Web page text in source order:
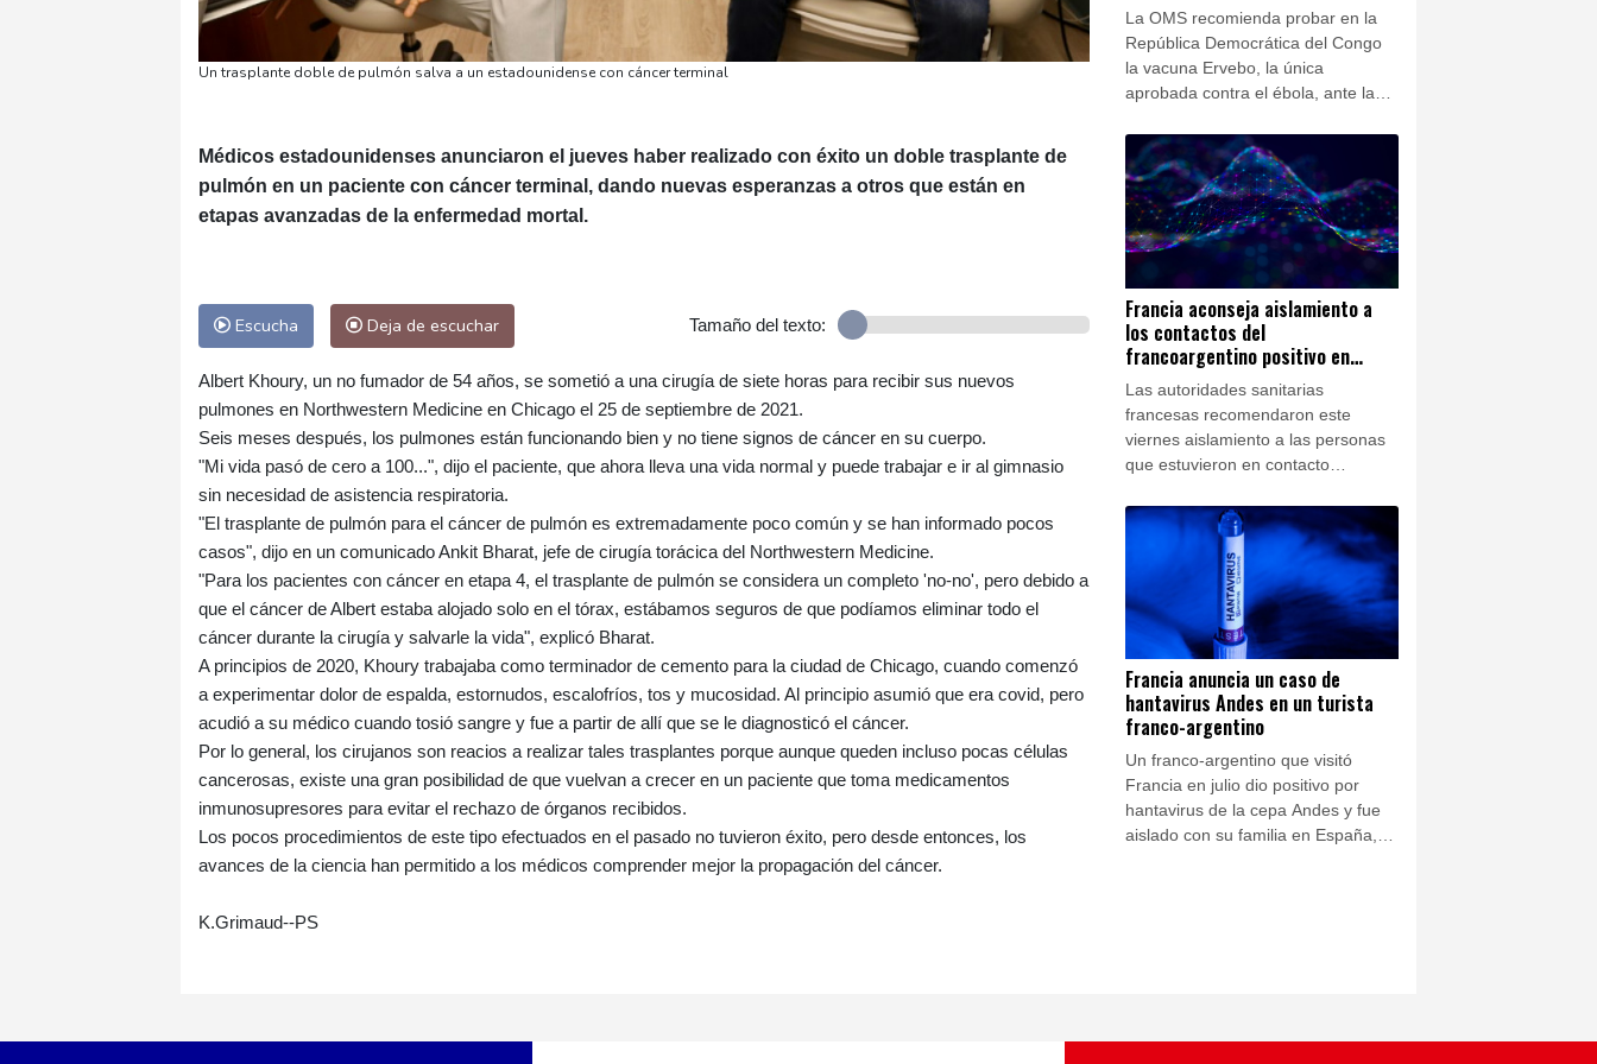
Un trasplante doble de pulmón salva a un estadounidense con cáncer terminal
Médicos estadounidenses anunciaron el jueves haber realizado con éxito un doble trasplante de
pulmón en un paciente con cáncer terminal, dando nuevas esperanzas a otros que están en
etapas avanzadas de la enfermedad mortal.
Escucha Deja de escuchar Tamaño del texto:
Albert Khoury, un no fumador de 54 años, se sometió a una cirugía de siete horas para recibir sus nuevos
pulmones en Northwestern Medicine en Chicago el 25 de septiembre de 2021.
Seis meses después, los pulmones están funcionando bien y no tiene signos de cáncer en su cuerpo.
"Mi vida pasó de cero a 100...", dijo el paciente, que ahora lleva una vida normal y puede trabajar e ir al gimnasio
sin necesidad de asistencia respiratoria.
"El trasplante de pulmón para el cáncer de pulmón es extremadamente poco común y se han informado pocos
casos", dijo en un comunicado Ankit Bharat, jefe de cirugía torácica del Northwestern Medicine.
"Para los pacientes con cáncer en etapa 4, el trasplante de pulmón se considera un completo 'no-no', pero debido a
que el cáncer de Albert estaba alojado solo en el tórax, estábamos seguros de que podíamos eliminar todo el
cáncer durante la cirugía y salvarle la vida", explicó Bharat.
A principios de 2020, Khoury trabajaba como terminador de cemento para la ciudad de Chicago, cuando comenzó
a experimentar dolor de espalda, estornudos, escalofríos, tos y mucosidad. Al principio asumió que era covid, pero
acudió a su médico cuando tosió sangre y fue a partir de allí que se le diagnosticó el cáncer.
Por lo general, los cirujanos son reacios a realizar tales trasplantes porque aunque queden incluso pocas células
cancerosas, existe una gran posibilidad de que vuelvan a crecer en un paciente que toma medicamentos
inmunosupresores para evitar el rechazo de órganos recibidos.
Los pocos procedimientos de este tipo efectuados en el pasado no tuvieron éxito, pero desde entonces, los
avances de la ciencia han permitido a los médicos comprender mejor la propagación del cáncer.
K.Grimaud--PS
La OMS recomienda probar en la
República Democrática del Congo
la vacuna Ervebo, la única
aprobada contra el ébola, ante la
para la variante Bundibugyo que
causa la epidemia actual en el país,
anunció este viernes la
organización.
Francia aconseja aislamiento a
los contactos del
francoargentino positivo en
hantavirus
Las autoridades sanitarias
francesas recomendaron este
viernes aislamiento a las personas
que estuvieron en contacto
francoargentino que dio positivo en
hantavirus en Francia antes de
viajar a España, donde está aislado,
pero consideran que el riesgo de
transmisión es "bajo".
Francia anuncia un caso de
hantavirus Andes en un turista
franco-argentino
Un franco-argentino que visitó
Francia en julio dio positivo por
hantavirus de la cepa Andes y fue
aislado con su familia en España,